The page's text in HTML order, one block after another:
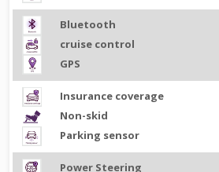
Bluetooth
cruise control
GPS
Insurance coverage
Non-skid
Parking sensor
Power Steering